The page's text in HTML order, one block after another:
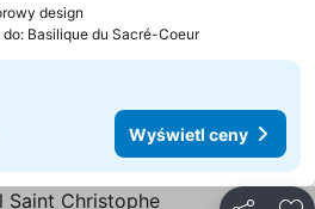
design
do: Basilique du Sacré-Coeur
Wyświetl ceny